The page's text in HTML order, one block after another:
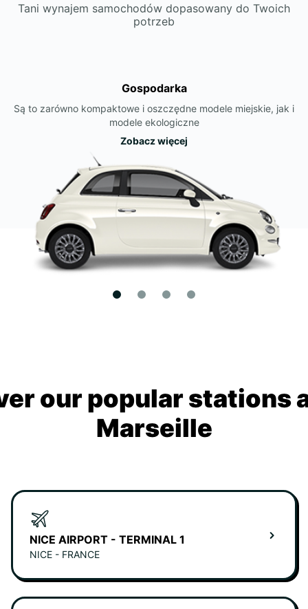
Tani wynajem samochodów dopasowany do Twoich
potrzeb
Gospodarka
Są to zarówno kompaktowe i oszczędne modele miejskie, jak i
modele ekologiczne
Zobacz więcej
our popular stations
Marseille
NICE AIRPORT - TERMINAL 1
NICE - FRANCE